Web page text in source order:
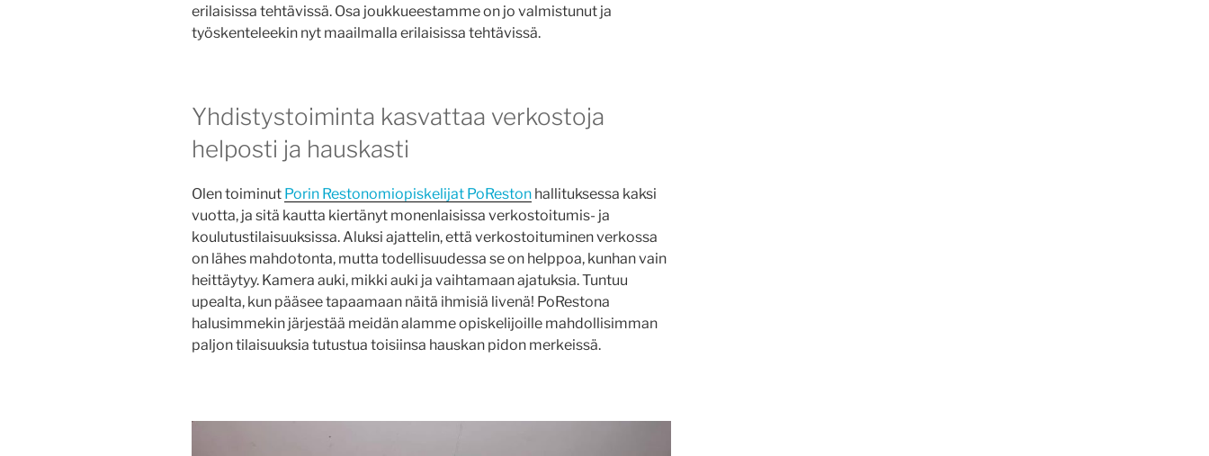
erilaisissa tehtävissä. Osa joukkueestamme on jo valmistunut ja
työskenteleekin nyt maailmalla erilaisissa tehtävissä.
Yhdistystoiminta kasvattaa verkostoja
helposti ja hauskasti
Olen toiminut Porin Restonomiopiskelijat PoRestonhallituksessa kaksi
vuotta, ja sitä kautta kiertänyt monenlaisissa verkostoitumis- ja
koulutustilaisuuksissa. Aluksi ajattelin, että verkostoituminen verkossa
on lähes mahdotonta, mutta todellisuudessa se on helppoa, kunhan vain
heittäytyy. Kamera auki, mikki auki ja vaihtamaan ajatuksia. Tuntuu
upealta, kun pääsee tapaamaan näitä ihmisiä livenä! PoRestona
halusimmekin järjestää meidän alamme opiskelijoille mahdollisimman
paljon tilaisuuksia tutustua toisiinsa hauskan pidon merkeissä.